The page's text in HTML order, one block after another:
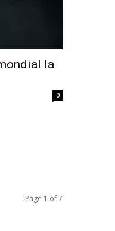
la
0
Page 1 of 7